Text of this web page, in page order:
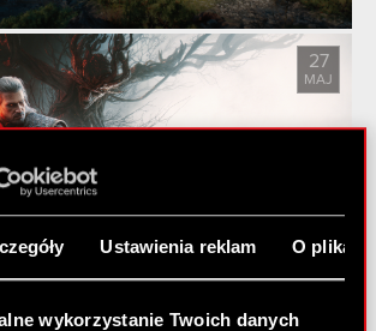
Ustawienia reklam O
wykorzystanie Twoich danych
trzecim
do gry Wiedźmin 3:
27
MAJ